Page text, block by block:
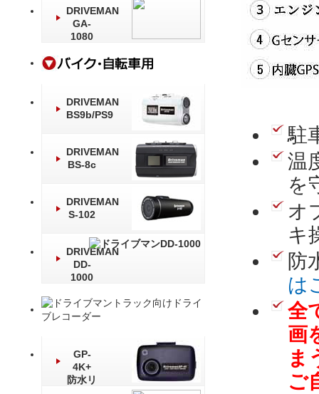
駐
温
を
オ
キ
防
は
全
画
ま
ご
DRIVEMAN
GA-
1080
DRIVEMAN
BS9b/PS9
DRIVEMAN
BS-8c
DRIVEMAN
S-102
DRIVEMAN
DD-
1000
GP-
4K+
防水リ